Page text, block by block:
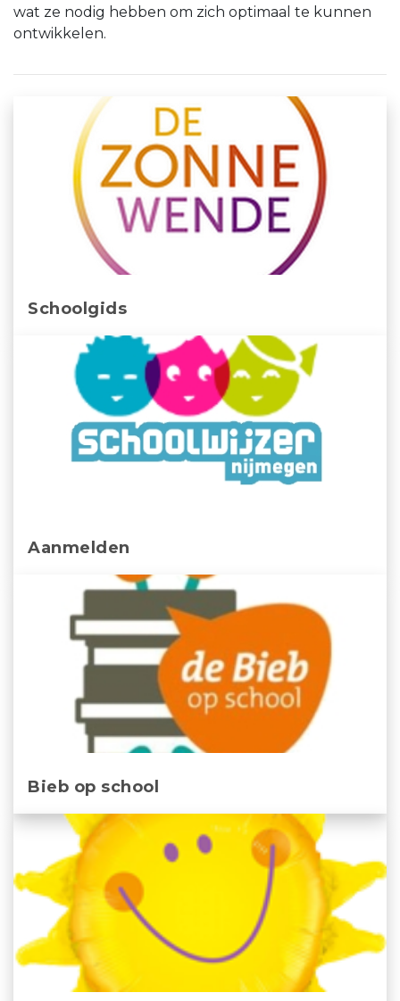
wat ze nodig hebben om zich optimaal te kunnen
ontwikkelen.
Schoolgids
Aanmelden
Bieb op school